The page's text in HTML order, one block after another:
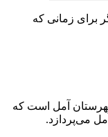
برای زمانی که
شهرستان آمل است که
می‌پردازد.